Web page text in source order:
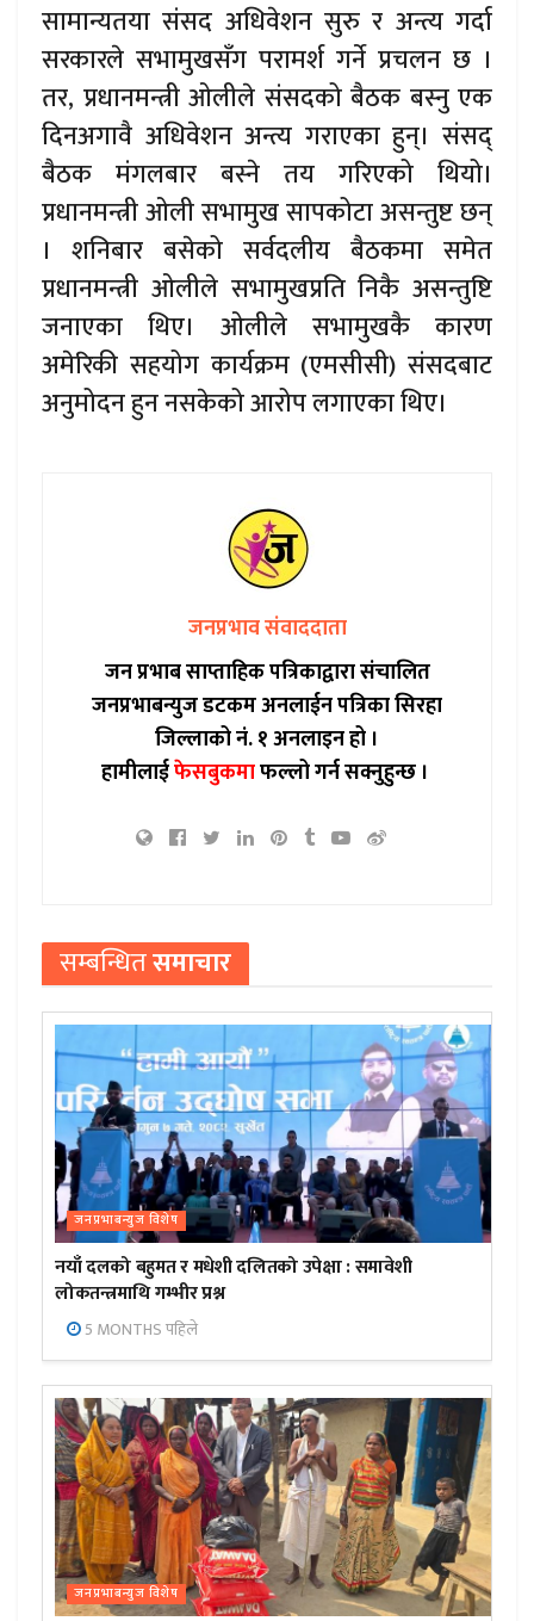
सामान्यतया संसद अधिवेशन सुरु र अन्त्य गर्दा
सरकारले सभामुखसँग परामर्श गर्ने प्रचलन छ ।
तर, प्रधानमन्त्री ओलीले संसदको बैठक बस्नु एक
दिनअगावै अधिवेशन अन्त्य गराएका हुन्। संसद्
बैठक मंगलबार बस्ने तय गरिएको थियो।
प्रधानमन्त्री ओली सभामुख सापकोटा असन्तुष्ट छन्
। शनिबार बसेको सर्वदलीय बैठकमा समेत
प्रधानमन्त्री ओलीले सभामुखप्रति निकै असन्तुष्टि
जनाएका थिए। ओलीले सभामुखकै कारण
अमेरिकी सहयोग कार्यक्रम (एमसीसी) संसदबाट
अनुमोदन हुन नसकेको आरोप लगाएका थिए।
जनप्रभाव संवाददाता
जन प्रभाब साप्ताहिक पत्रिकाद्वारा संचालित
जनप्रभाबन्युज डटकम अनलाईन पत्रिका सिरहा
जिल्लाको नं. १ अनलाइन हो ।
हामीलाईफेसबुकमाफल्लो गर्न सक्नुहुन्छ ।
सम्बन्धितसमाचार
जनप्रभाबन्युज विशेष
नयाँ दलको बहुमत र मधेशी दलितको उपेक्षा : समावेशी
लोकतन्त्रमाथि गम्भीर प्रश्न
5 MONTHS पहिले
जनप्रभाबन्युज विशेष